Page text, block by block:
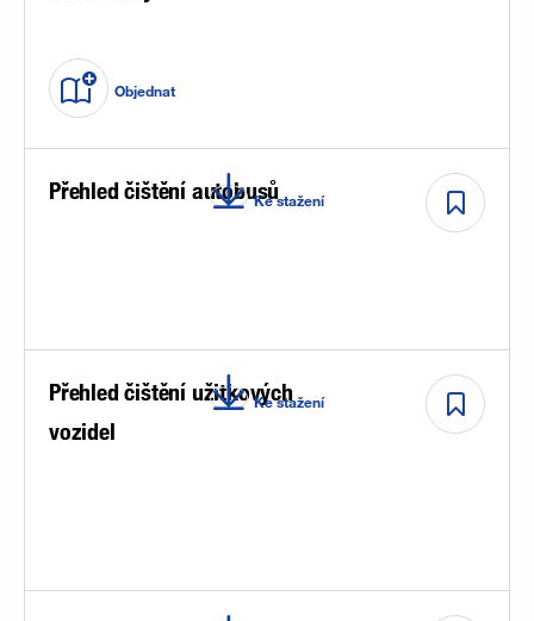
Objednat
Přehled čištění autobusůKe stažení
Přehled čištění užitkových
vozidel
Ke stažení